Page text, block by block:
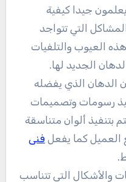
يعلمون جيدا كيفية
التي تتواجد
العيوب والتلفيات
الجديد لها.
الدهان الذي يفضله
رسومات وتصميمات
بتنفيذ ألوان متناسقة
العميل كما يفعل فنى
والأشكال التي تتناسب